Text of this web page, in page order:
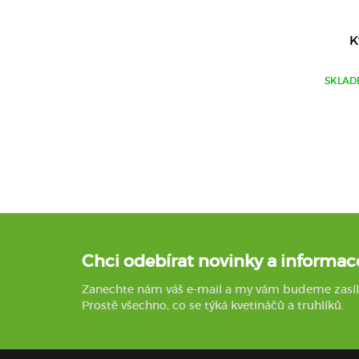
Chci odebírat novinky a
Zanechte nám váš e-mail a my vám budeme
Prostě všechno, co se týká kvetináčů a truhlíků.